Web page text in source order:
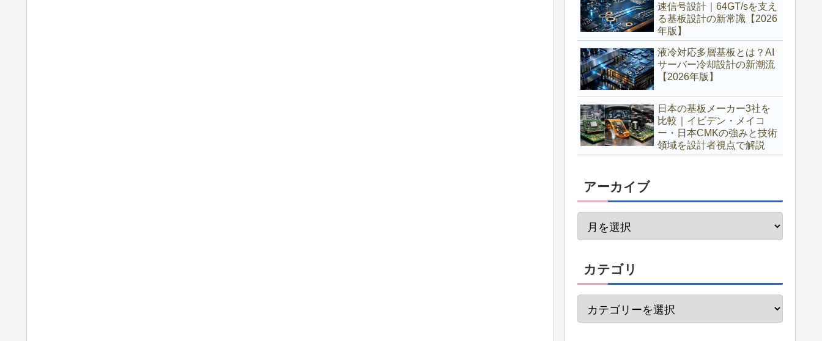
速信号設計｜64GT/sを支え
る基板設計の新常識【2026
年版】
液冷対応多層基板とは？AI
サーバー冷却設計の新潮流
【2026年版】
日本の基板メーカー3社を
比較｜イビデン・メイコ
ー・日本CMKの強みと技術
領域を設計者視点で解説
アーカイブ
カテゴリ